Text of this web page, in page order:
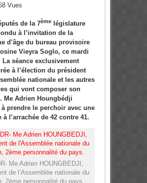
Vues
de la 7èmelégislature
à l’invitation de la
d’âge du bureau provisoire
Vieyra Soglo, ce mardi
La séance exclusivement
à l’élection du président
nationale et les autres
qui vont composer son
Me Adrien Houngbédji
prendre le perchoir avec une
à l’arrachée de 42 contre 41.
Me Adrien HOUNGBEDJI,
de l’Assemblée nationale du
2ème personnalité du pays.